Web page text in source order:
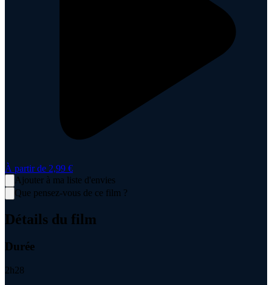
À partir de 2,99 €
Ajouter à ma liste d'envies
Que pensez-vous de ce film ?
Détails du film
Durée
2h28